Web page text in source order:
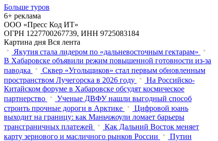
Больше туров
6+ реклама
ООО «Пресс Код ИТ»
ОГРН 1227700267739, ИНН 9725083184
Картина дня Вся лента
Якутия стала лидером по «дальневосточным гектарам»
В Хабаровске объявили режим повышенной готовности из‑за
паводка
Сквер «Угольщиков» стал первым обновленным
пространством Лучегорска в 2026 году
На Российско-
Китайском форуме в Хабаровске обсудят космическое
партнерство
Ученые ДВФУ нашли выгодный способ
строить прочные дороги в Арктике
Цифровой юань
выходит на границу: как Маньчжоули ломает барьеры
трансграничных платежей
Как Дальний Восток меняет
карту зернового и масличного рынков России
Путин